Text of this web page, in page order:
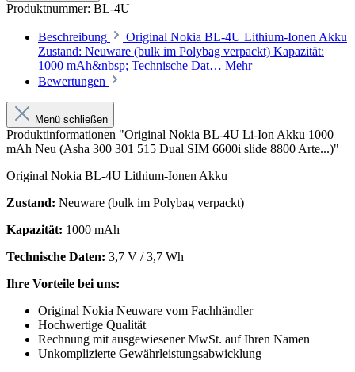
Produktnummer: BL-4U
Beschreibung
Original Nokia BL-4U Lithium-Ionen Akku
Zustand: Neuware (bulk im Polybag verpackt) Kapazität:
1000 mAh&nbsp; Technische Dat… Mehr
Bewertungen
Menü schließen
Produktinformationen "Original Nokia BL-4U Li-Ion Akku 1000
mAh Neu (Asha 300 301 515 Dual SIM 6600i slide 8800 Arte...)"
Original Nokia BL-4U Lithium-Ionen Akku
Zustand: Neuware (bulk im Polybag verpackt)
Kapazität: 1000 mAh
Technische Daten: 3,7 V / 3,7 Wh
Ihre Vorteile bei uns:
Original Nokia Neuware vom Fachhändler
Hochwertige Qualität
Rechnung mit ausgewiesener MwSt. auf Ihren Namen
Unkomplizierte Gewährleistungsabwicklung